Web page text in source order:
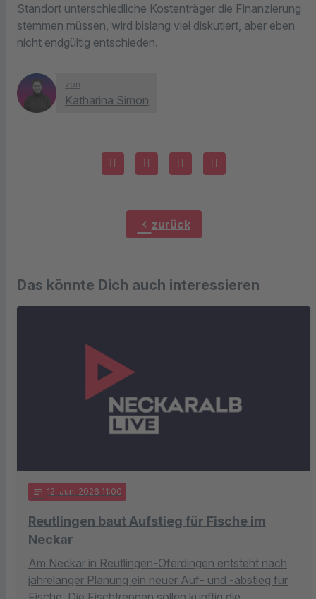
Standort unterschiedliche Kostenträger die Finanzierung
stemmen müssen, wird bislang viel diskutiert, aber eben
nicht endgültig entschieden.
von
Katharina Simon
chevron_left zurück
Das könnte Dich auch interessieren
notes 12. Juni 2026 11:00
Reutlingen baut Aufstieg für Fische im
Neckar
Am Neckar in Reutlingen-Oferdingen entsteht nach
jahrelanger Planung ein neuer Auf- und -abstieg für